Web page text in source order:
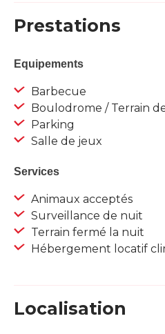
Prestations
Equipements
Barbecue
Boulodrome / Terrain
Parking
Salle de jeux
Services
Animaux acceptés
Surveillance de nuit
Terrain fermé la nuit
Hébergement locatif
Localisation